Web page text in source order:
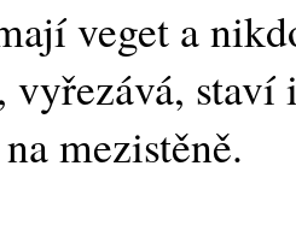
veget a
vyřezává,
mezistěně.